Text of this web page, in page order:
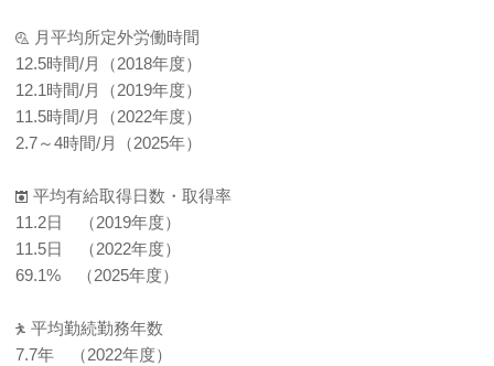
月平均所定外労働時間
12.5時間/月（2018年度）
12.1時間/月（2019年度）
11.5時間/月（2022年度）
2.7～4時間/月（2025年）
平均有給取得日数・取得率
11.2日 （2019年度）
11.5日 （2022年度）
69.1% （2025年度）
平均勤続勤務年数
7.7年 （2022年度）